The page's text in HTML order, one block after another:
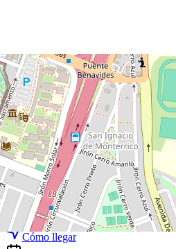
+−
Leaflet
©OpenStreetMap
Coordenadas:
-12.128900,-76.976400
Cómo llegar